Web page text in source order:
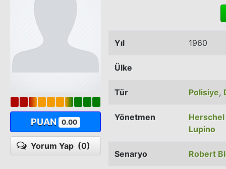
PUAN 0.00
Yorum Yap (0)
Yıl 1960
Ülke
Tür Polisiye,
Yönetmen
Lupino
Senaryo Robert